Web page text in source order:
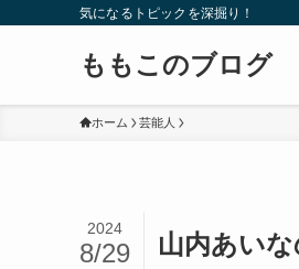
気になるトピックを深掘り！
ももこのブログ
ホーム 芸能人
山内あい
2024
8/29